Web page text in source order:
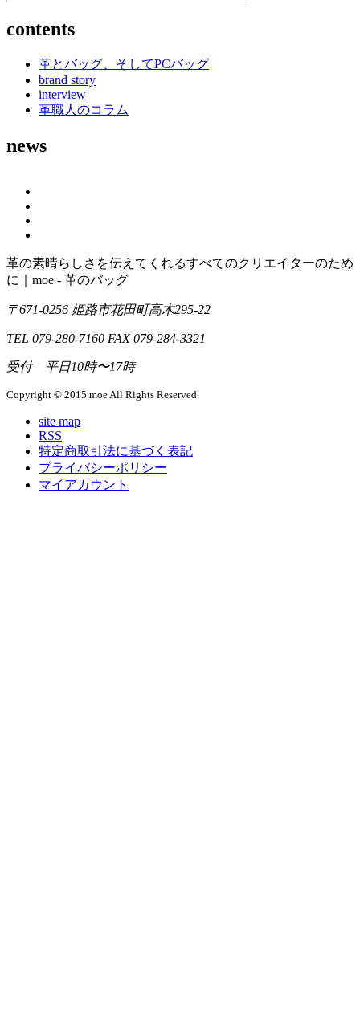
contents
革とバッグ、そしてPCバッグ
brand story
interview
革職人のコラム
news
革の素晴らしさを伝えてくれるすべてのクリエイターのため
に｜moe - 革のバッグ
〒671-0256 姫路市花田町高木295-22
TEL 079-280-7160 FAX 079-284-3321
受付 平日10時〜17時
Copyright © 2015 moe All Rights Reserved.
site map
RSS
特定商取引法に基づく表記
プライバシーポリシー
マイアカウント